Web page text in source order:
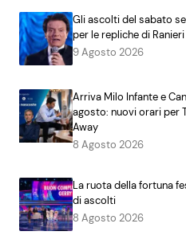
Gli ascolti del sabato
per le repliche di Ranieri
9 Agosto 2026
Arriva Milo Infante e
agosto: nuovi orari per
Away
8 Agosto 2026
La ruota della fortuna
di ascolti
8 Agosto 2026